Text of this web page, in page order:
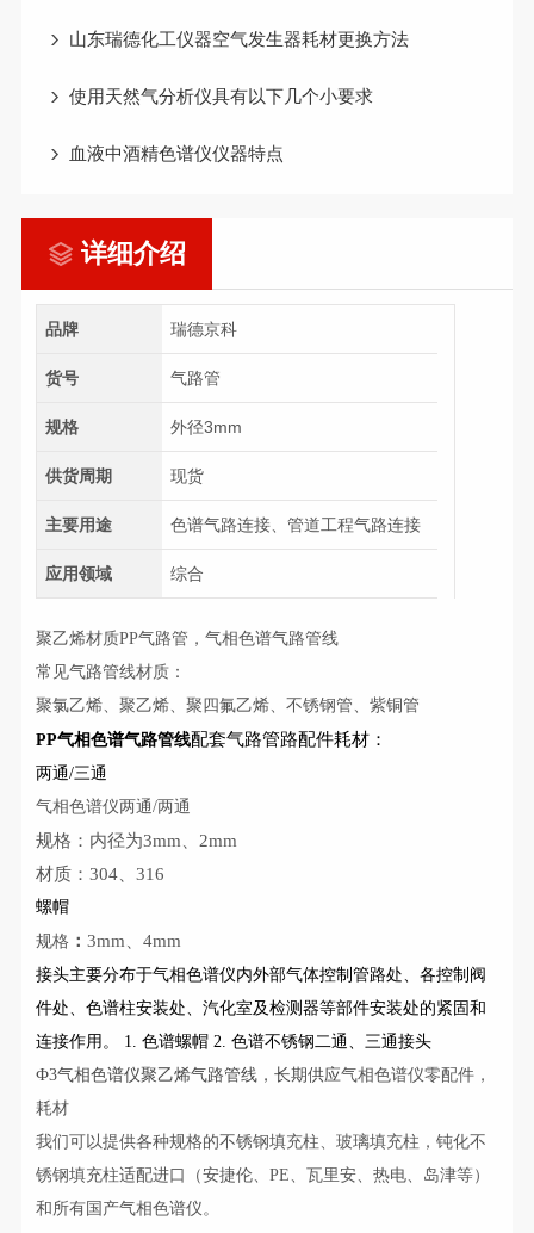
山东瑞德化工仪器空气发生器耗材更换方法
使用天然气分析仪具有以下几个小要求
血液中酒精色谱仪仪器特点
详细介绍
品牌 瑞德京科
货号 气路管
规格 外径3mm
供货周期 现货
主要用途 色谱气路连接、管道工程气路连接
应用领域 综合
聚乙烯材质PP气路管，气相色谱气路管线
常见气路管线材质：
聚氯乙烯、聚乙烯、聚四氟乙烯、不锈钢管、紫铜管
PP气相色谱气路管线配套气路管路配件耗材：
两通/三通
气相色谱仪两通/两通
规格：内径为3mm、2mm
材质：304、316
螺帽
规格 ：3mm、4mm
接头主要分布于气相色谱仪内外部气体控制管路处、各控制阀
件处、色谱柱安装处、汽化室及检测器等部件安装处的紧固和
连接作用。 1. 色谱螺帽 2. 色谱不锈钢二通、三通接头
Ф3气相色谱仪聚乙烯气路管线，长期供应气相色谱仪零配件，
耗材
我们可以提供各种规格的不锈钢填充柱、玻璃填充柱，钝化不
锈钢填充柱适配进口（安捷伦、PE、瓦里安、热电、岛津等）
和所有国产气相色谱仪。